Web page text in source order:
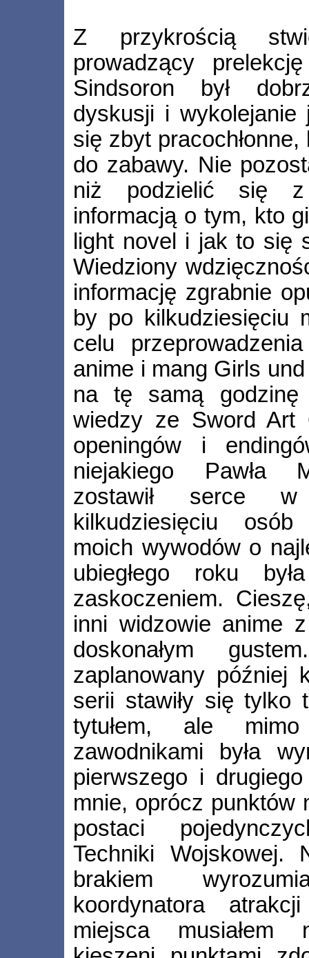
Z przykrością
prowadzący
Sindsoron był
dyskusji i wykolejanie
się zbyt
do zabawy. Nie
niż podzielić się z
informacją o tym, kto
light novel i jak to się
Wiedziony
informację zgrabnie
by po kilkudziesięciu
celu
anime i mang Girls
na tę samą godzinę
wiedzy ze Sword Art
openingów i
niejakiego Pawła
zostawił serce w
kilkudziesięciu
moich wywodów o
ubiegłego roku
zaskoczeniem.
inni widzowie anime
doskonałym
zaplanowany później
serii stawiły się tylko
tytułem, ale
zawodnikami była
pierwszego i
mnie, oprócz punktów
postaci
Techniki Wojskowej.
brakiem
koordynatora
miejsca musiałem